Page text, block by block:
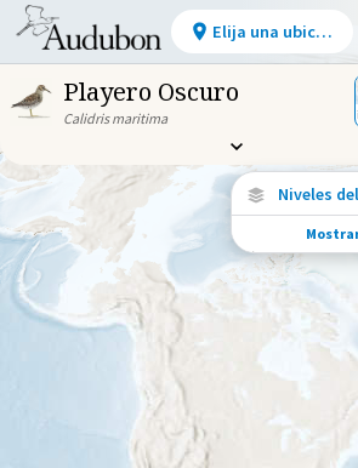
Playero Oscuro
Calidris maritima
Niveles
Migración
Vea dónde viaja
el año.
Ave
precisión)
Ave
Elija una ubicación